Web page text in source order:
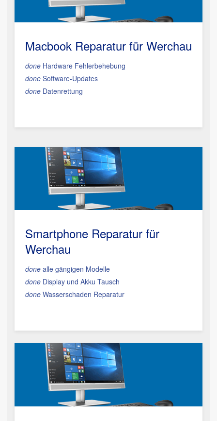
Macbook Reparatur für Werchau
done Hardware Fehlerbehebung
done Software-Updates
done Datenrettung
Smartphone Reparatur für
Werchau
done alle gängigen Modelle
done Display und Akku Tausch
done Wasserschaden Reparatur